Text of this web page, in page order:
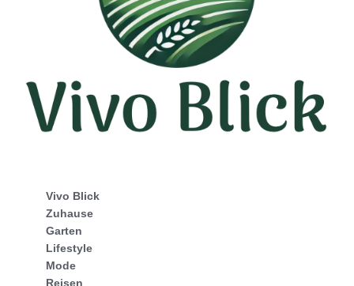
Vivo Blick
Zuhause
Garten
Lifestyle
Mode
Reisen